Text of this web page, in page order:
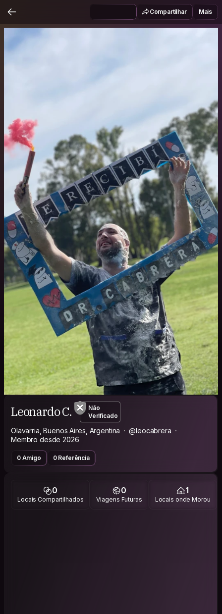
Compartilhar Mais
Leonardo C.
Não
Verificado
Olavarria, Buenos Aires, Argentina
@leocabrera
Membro desde 2026
0 Amigo 0 Referência
0
Locais Compartilhados
0
Viagens Futuras
1
Locais onde Morou